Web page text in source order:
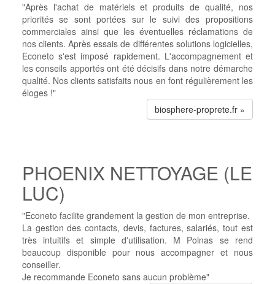
"Après l'achat de matériels et produits de qualité, nos
priorités se sont portées sur le suivi des propositions
commerciales ainsi que les éventuelles réclamations de
nos clients. Après essais de différentes solutions logicielles,
Econeto s'est imposé rapidement. L'accompagnement et
les conseils apportés ont été décisifs dans notre démarche
qualité. Nos clients satisfaits nous en font régulièrement les
éloges !"
biosphere-proprete.fr »
PHOENIX NETTOYAGE (LE
LUC)
"Econeto facilite grandement la gestion de mon entreprise.
La gestion des contacts, devis, factures, salariés, tout est
très intuitifs et simple d'utilisation. M Poinas se rend
beaucoup disponible pour nous accompagner et nous
conseiller.
Je recommande Econeto sans aucun problème"